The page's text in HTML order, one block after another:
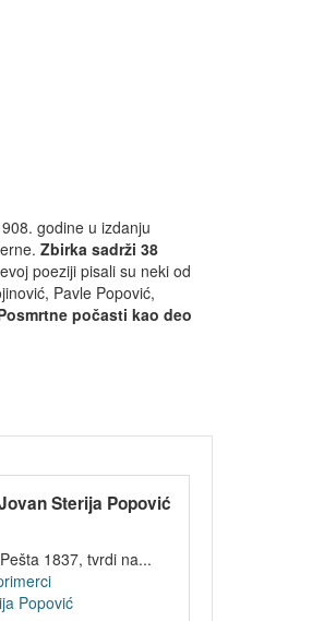
godine u izdanju
Zbirka sadrži 38
poeziji pisali su neki od
Pavle Popović,
počasti kao deo
Sterija Popović
1837, tvrdi na...
Popović